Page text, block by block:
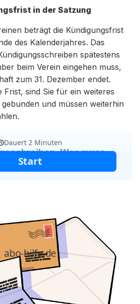
in der Satzung
beträgt die Kündigungsfrist
des Kalenderjahres. Das
spätestens
beim Verein eingehen muss,
zum 31. Dezember endet.
Frist, sind Sie für ein weiteres
und müssen weiterhin
Was muss